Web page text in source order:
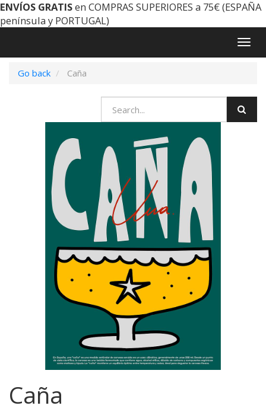
ENVÍOS GRATISen COMPRAS SUPERIORES a 75€ (ESPAÑA
península y PORTUGAL)
Go back
Caña
Caña